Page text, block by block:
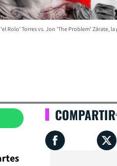
Rolo' Torres vs. Jon 'The Problem' Zárate,
COMPARTIR